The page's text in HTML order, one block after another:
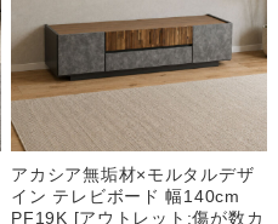
アカシア無垢材×モルタルデザ
イン テレビボード 幅140cm
PF19K [アウトレット:傷が数カ